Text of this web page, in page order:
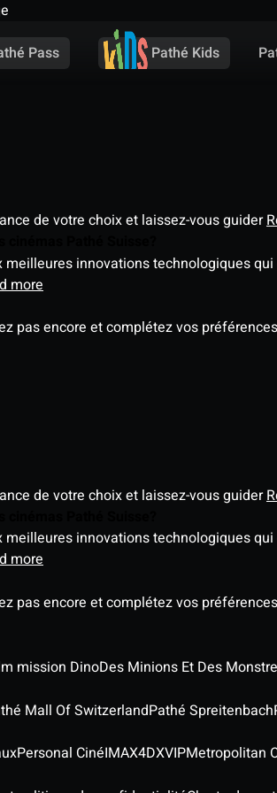
Pass Pathé Kids
de votre choix et laissez-vous guider
innovations technologiques
more
pas encore et complétez vos
de votre choix et laissez-vous guider
innovations technologiques
more
pas encore et complétez vos
mission DinoDes Minions Et Des
Mall Of SwitzerlandPathé Spreitenbach
Personal CinéIMAX4DXVIPMetropolitan